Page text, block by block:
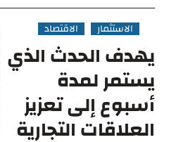
الاستثمار الاقتصاد
يهدف الحدث الذي
يستمر لمدة
أسبوع إلى تعزيز
العلاقات التجارية